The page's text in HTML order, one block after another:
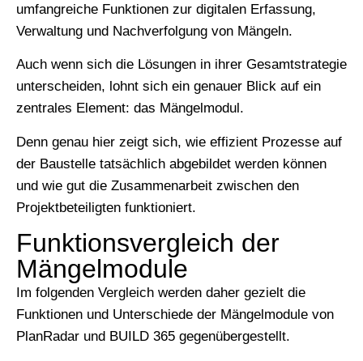
umfangreiche Funktionen zur digitalen Erfassung,
Verwaltung und Nachverfolgung von Mängeln.
Auch wenn sich die Lösungen in ihrer Gesamtstrategie
unterscheiden, lohnt sich ein genauer Blick auf ein
zentrales Element: das Mängelmodul.
Denn genau hier zeigt sich, wie effizient Prozesse auf
der Baustelle tatsächlich abgebildet werden können
und wie gut die Zusammenarbeit zwischen den
Projektbeteiligten funktioniert.
Funktionsvergleich der
Mängelmodule ​
Im folgenden Vergleich werden daher gezielt die
Funktionen und Unterschiede der Mängelmodule von
PlanRadar und BUILD 365 gegenübergestellt.